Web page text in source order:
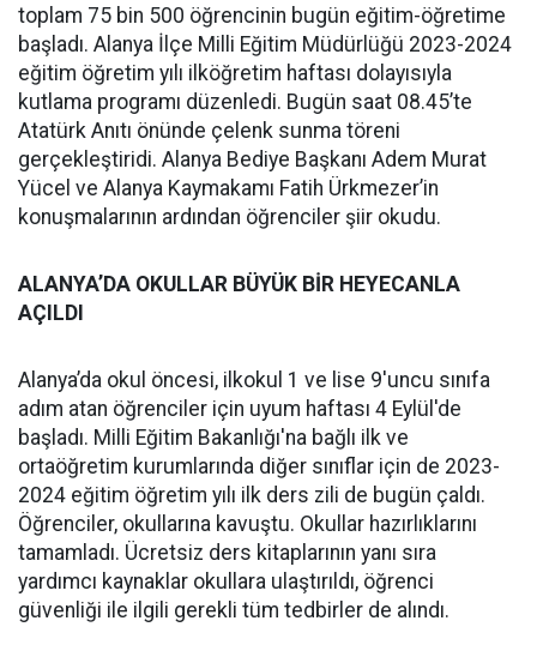
toplam 75 bin 500 öğrencinin bugün eğitim-öğretime
başladı. Alanya İlçe Milli Eğitim Müdürlüğü 2023-2024
eğitim öğretim yılı ilköğretim haftası dolayısıyla
kutlama programı düzenledi. Bugün saat 08.45’te
Atatürk Anıtı önünde çelenk sunma töreni
gerçekleştiridi. Alanya Bediye Başkanı Adem Murat
Yücel ve Alanya Kaymakamı Fatih Ürkmezer’in
konuşmalarının ardından öğrenciler şiir okudu.
ALANYA’DA OKULLAR BÜYÜK BİR HEYECANLA
AÇILDI
Alanya’da okul öncesi, ilkokul 1 ve lise 9'uncu sınıfa
adım atan öğrenciler için uyum haftası 4 Eylül'de
başladı. Milli Eğitim Bakanlığı'na bağlı ilk ve
ortaöğretim kurumlarında diğer sınıflar için de 2023-
2024 eğitim öğretim yılı ilk ders zili de bugün çaldı.
Öğrenciler, okullarına kavuştu. Okullar hazırlıklarını
tamamladı. Ücretsiz ders kitaplarının yanı sıra
yardımcı kaynaklar okullara ulaştırıldı, öğrenci
güvenliği ile ilgili gerekli tüm tedbirler de alındı.